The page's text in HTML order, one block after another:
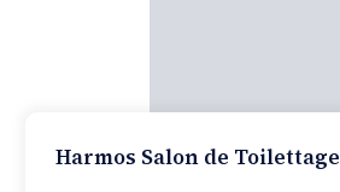
Harmos Salon de Toilettage